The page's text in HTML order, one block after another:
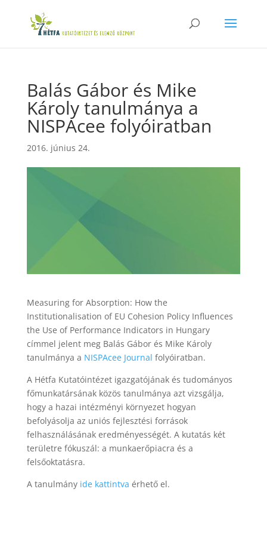
Balás Gábor és Mike
Károly tanulmánya a
NISPAcee folyóiratban
2016. június 24.
Measuring for Absorption: How the
Institutionalisation of EU Cohesion Policy Influences
the Use of Performance Indicators in Hungary
címmel jelent meg Balás Gábor és Mike Károly
tanulmánya a NISPAcee Journal folyóiratban.
A Hétfa Kutatóintézet igazgatójának és tudományos
főmunkatársának közös tanulmánya azt vizsgálja,
hogy a hazai intézményi környezet hogyan
befolyásolja az uniós fejlesztési források
felhasználásának eredményességét. A kutatás két
területre fókuszál: a munkaerőpiacra és a
felsőoktatásra.
A tanulmány ide kattintva érhető el.